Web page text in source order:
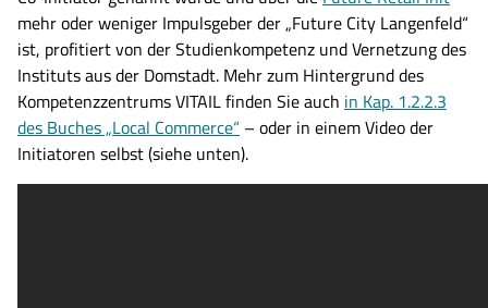
mehr oder weniger Impulsgeber der „Future City Langenfeld“
ist, profitiert von der Studienkompetenz und Vernetzung des
Instituts aus der Domstadt. Mehr zum Hintergrund des
Kompetenzzentrums VITAIL finden Sie auch in Kap. 1.2.2.3
des Buches „Local Commerce“ – oder in einem Video der
Initiatoren selbst (siehe unten).
Suche nach:
Bitte geben Sie keine persönlichen Daten wie Namen oder E-Mail-
Suche ein. Die Anfrage wird automatisiert verarbeitet.